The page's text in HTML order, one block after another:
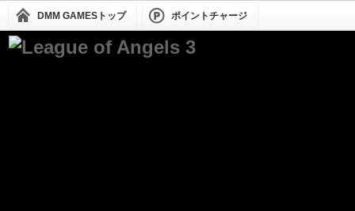
DMM GAMESトップ ポイントチャージ